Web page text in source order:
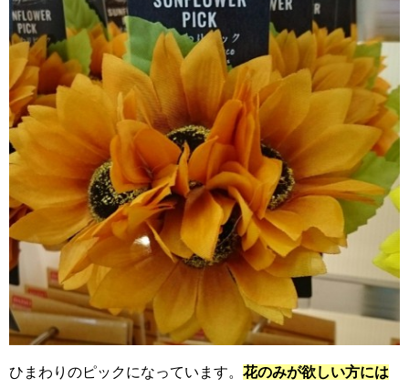
ひまわりのピックになっています。 花のみが欲しい方には